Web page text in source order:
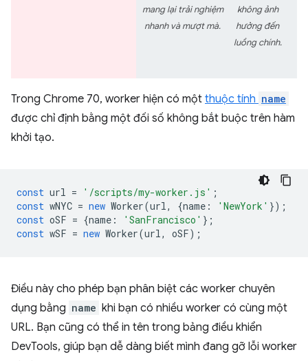
mang lại trải nghiệm
nhanh và mượt mà.
không ảnh
hưởng đến
luồng chính.
Trong Chrome 70, worker hiện có một thuộc tính name
được chỉ định bằng một đối số không bắt buộc trên hàm
khởi tạo.
const url = '/scripts/my-worker.js' ;
const wNYC = new Worker(url, {name : 'NewYork' });
const oSF = {name : 'SanFrancisco' };
const wSF = new Worker(url, oSF);
Điều này cho phép bạn phân biệt các worker chuyên
dụng bằng name khi bạn có nhiều worker có cùng một
URL. Bạn cũng có thể in tên trong bảng điều khiển
DevTools, giúp bạn dễ dàng biết mình đang gỡ lỗi worker